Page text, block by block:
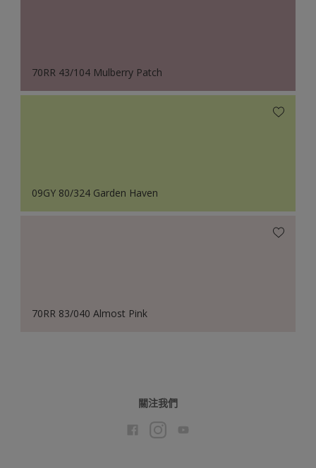
70RR 43/104 Mulberry Patch
09GY 80/324 Garden Haven
70RR 83/040 Almost Pink
關注我們